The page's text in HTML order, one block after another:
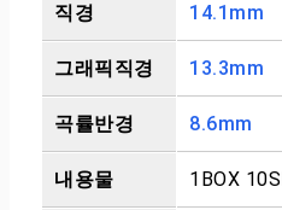
직경 14.1mm
그래픽직경 13.3mm
곡률반경 8.6mm
내용물 1BOX